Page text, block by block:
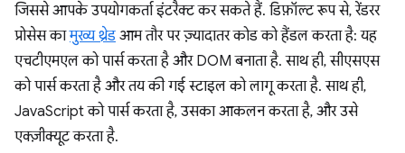
जिससे आपके उपयोगकर्ता इंटरैक्ट कर सकते हैं. डिफ़ॉल्ट रूप से, रेंडरर
प्रोसेस कामुख्य थ्रेड आम तौर पर ज़्यादातर कोड को हैंडल करता है: यह
एचटीएमएल को पार्स करता है और DOM बनाता है. साथ ही, सीएसएस
को पार्स करता है और तय की गई स्टाइल को लागू करता है. साथ ही,
JavaScript को पार्स करता है, उसका आकलन करता है, और उसे
एक्ज़ीक्यूट करता है.